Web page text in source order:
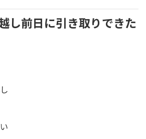
し前日に引き取りできた